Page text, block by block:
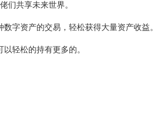
们共享未来世界。
字资产的交易，轻松获得大量资产收益。
轻松的持有更多的。